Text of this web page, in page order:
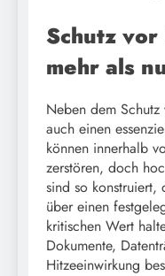
Schutz
mehr als
Neben dem
auch einen
können innerhalb
zerstören, doch
sind so konstruiert,
über einen
kritischen Wert
Dokumente,
Hitzeeinwirkung